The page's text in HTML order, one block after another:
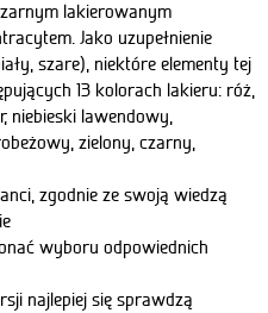
lakierowanym
Jako uzupełnienie
szare), niektóre elementy tej
13 kolorach lakieru: róż,
niebieski lawendowy,
, zielony, czarny,
zgodnie ze swoją wiedzą
wyboru odpowiednich
najlepiej się sprawdzą